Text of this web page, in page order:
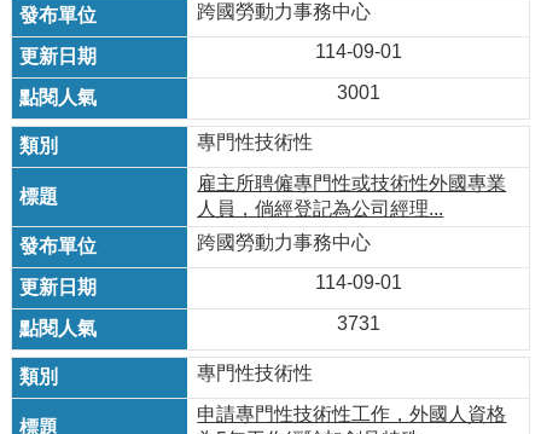
跨國勞動力事務中心
114-09-01
3001
專門性技術性
雇主所聘僱專門性或技術性外國專業
人員，倘經登記為公司經理...
跨國勞動力事務中心
114-09-01
3731
專門性技術性
申請專門性技術性工作，外國人資格